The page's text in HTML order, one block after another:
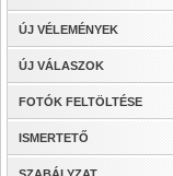
ÚJ VÉLEMÉNYEK
ÚJ VÁLASZOK
FOTÓK FELTÖLTÉSE
ISMERTETŐ